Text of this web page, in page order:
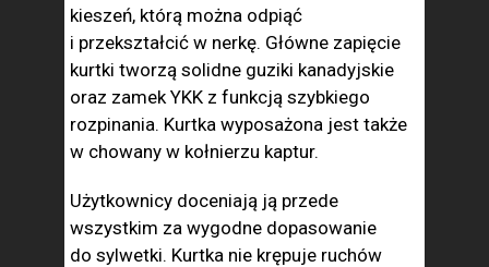
kieszeń, którą można odpiąć
i przekształcić w nerkę. Główne zapięcie
kurtki tworzą solidne guziki kanadyjskie
oraz zamek YKK z funkcją szybkiego
rozpinania. Kurtka wyposażona jest także
w chowany w kołnierzu kaptur.
Użytkownicy doceniają ją przede
wszystkim za wygodne dopasowanie
do sylwetki. Kurtka nie krępuje ruchów